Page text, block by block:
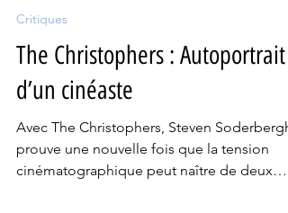
Quentin Moyon
28 juil.
3 min de lecture
Critiques
The Christophers : Autoportrait